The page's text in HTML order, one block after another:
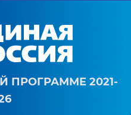
ПРОГРАММЕ 2021-